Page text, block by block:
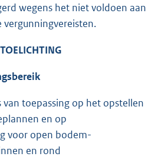
wegens het niet voldoen aan
vergunningvereisten.
van toepassing op het opstellen
en op
voor open bodem-
en rond